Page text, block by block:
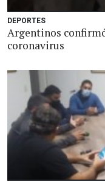
DEPORTES
Argentinos
coronavirus